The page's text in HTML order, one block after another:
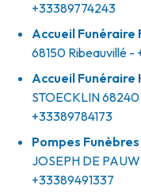
+33389774243
Accueil Funéraire
68150 Ribeauvillé -
Accueil Funéraire
STOECKLIN68240
+33389784173
Pompes
JOSEPH DE PAUW
+33389491337